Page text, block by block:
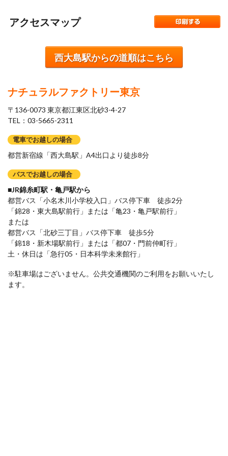
アクセスマップ
西大島駅からの道順はこちら
ナチュラルファクトリー東京
〒136-0073 東京都江東区北砂3-4-27
TEL：03-5665-2311
電車でお越しの場合
都営新宿線「西大島駅」A4出口より徒歩8分
バスでお越しの場合
■JR錦糸町駅・亀戸駅から
都営バス「小名木川小学校入口」バス停下車 徒歩2分
「錦28・東大島駅前行」または「亀23・亀戸駅前行」
または
都営バス「北砂三丁目」バス停下車 徒歩5分
「錦18・新木場駅前行」または「都07・門前仲町行」
土・休日は「急行05・日本科学未来館行」
※駐車場はございません。公共交通機関のご利用をお願いいたし
ます。